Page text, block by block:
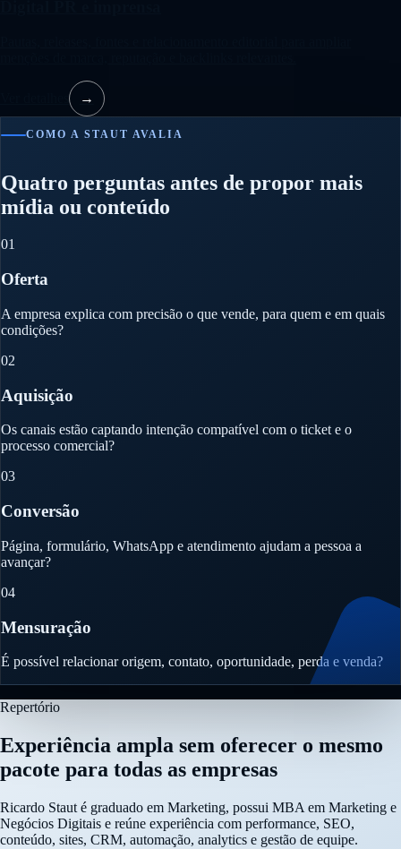
→
COMO A STAUT AVALIA
Quatro perguntas antes de propor mais
mídia ou conteúdo
01
Oferta
A empresa explica com precisão o que vende, para quem e em quais
condições?
02
Aquisição
Os canais estão captando intenção compatível com o ticket e o
processo comercial?
03
Conversão
Página, formulário, WhatsApp e atendimento ajudam a pessoa a
avançar?
04
Mensuração
É possível relacionar origem, contato, oportunidade, perda e venda?
Repertório
Experiência ampla sem oferecer o mesmo
pacote para todas as empresas
Ricardo Staut é graduado em Marketing, possui MBA em Marketing e
Negócios Digitais e reúne experiência com performance, SEO,
conteúdo, sites, CRM, automação, analytics e gestão de equipe.